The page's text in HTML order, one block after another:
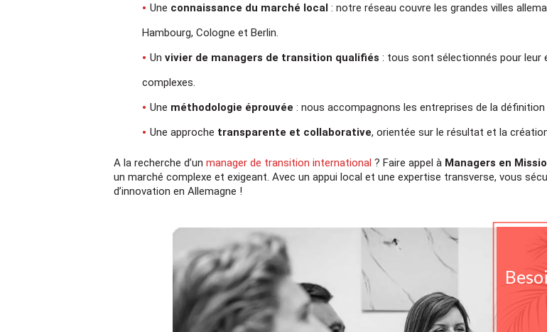
Une connaissance du marché local : notre réseau couvre les grandes villes
Hambourg, Cologne et Berlin.
Un vivier de managers de transition qualifiés : tous sont sélectionnés pour leur
complexes.
Une méthodologie éprouvée : nous accompagnons les entreprises de la
Une approche transparente et collaborative, orientée sur le résultat et la
A la recherche d’un manager de transition international ? Faire appel à Managers en
un marché complexe et exigeant. Avec un appui local et une expertise transverse, vous
d’innovation en Allemagne !